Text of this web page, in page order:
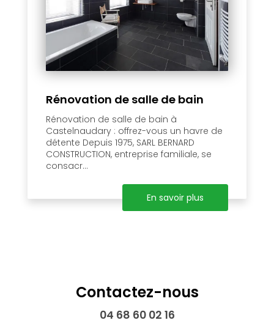
Rénovation de salle de bain
Rénovation de salle de bain à
Castelnaudary : offrez-vous un havre de
détente Depuis 1975, SARL BERNARD
CONSTRUCTION, entreprise familiale, se
consacr...
En savoir plus
Contactez-nous
04 68 60 02 16